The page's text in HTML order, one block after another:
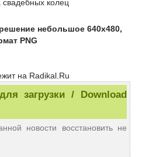
небольшое 640x480,
PNG
на Radikal.Ru
загрузки / Download
новости восстановить не